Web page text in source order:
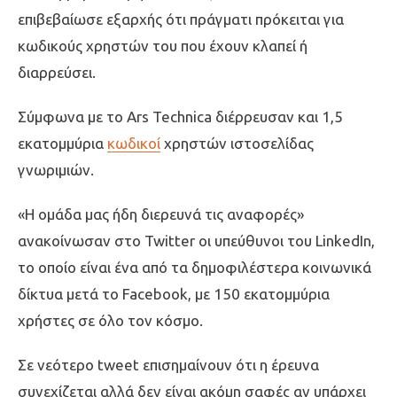
επιβεβαίωσε εξαρχής ότι πράγματι πρόκειται για
κωδικούς χρηστών του που έχουν κλαπεί ή
διαρρεύσει.
Σύμφωνα με το Ars Technica διέρρευσαν και 1,5
εκατομμύρια κωδικοί χρηστών ιστοσελίδας
γνωριμιών.
«Η ομάδα μας ήδη διερευνά τις αναφορές»
ανακοίνωσαν στο Twitter οι υπεύθυνοι του LinkedIn,
το οποίο είναι ένα από τα δημοφιλέστερα κοινωνικά
δίκτυα μετά το Facebook, με 150 εκατομμύρια
χρήστες σε όλο τον κόσμο.
Σε νεότερο tweet επισημαίνουν ότι η έρευνα
συνεχίζεται αλλά δεν είναι ακόμη σαφές αν υπάρχει